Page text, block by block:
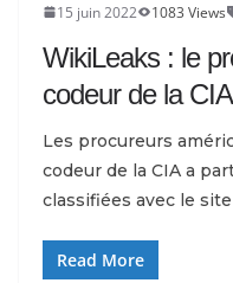
15 juin 2022 1083 Views
WikiLeaks : le
codeur de la
Les procureurs
codeur de la CIA a
classifiées avec le
Read More